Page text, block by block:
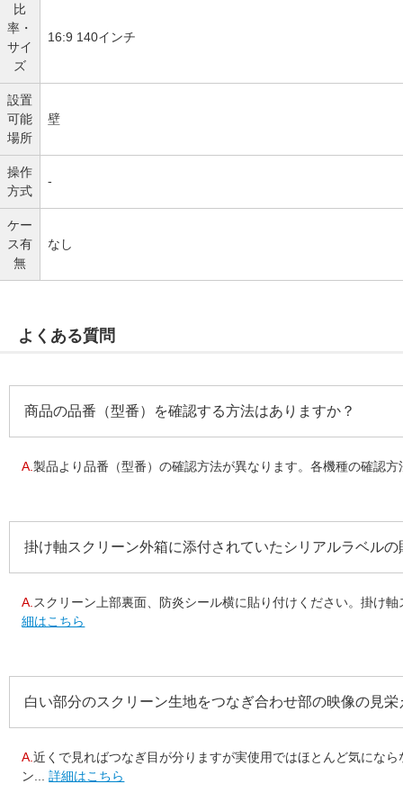
比
率・
サイ
ズ
16:9 140インチ
設置
可能
場所
壁
操作
方式
-
ケー
ス有
無
なし
よくある質問
商品の品番（型番）を確認する方法はありますか？
A.製品より品番（型番）の確認方法が異なります。各機種の確認
掛け軸スクリーン外箱に添付されていたシリアルラベル
A. スクリーン上部裏面、防炎シール横に貼り付けください。掛け
細はこちら
白い部分のスクリーン生地をつなぎ合わせ部の映像の見栄
A.近くで見ればつなぎ目が分りますが実使用ではほとんど気にな
ン...詳細はこちら